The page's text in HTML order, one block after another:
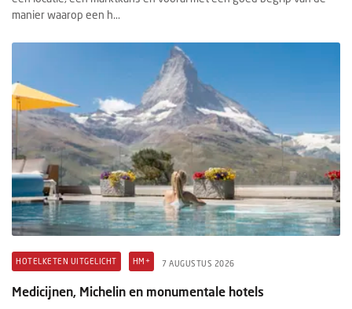
manier waarop een h...
HOTELKETEN UITGELICHT HM+ 7 AUGUSTUS 2026
Medicijnen, Michelin en monumentale hotels